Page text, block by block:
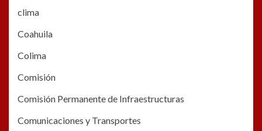
clima
Coahuila
Colima
Comisión
Comisión Permanente de Infraestructuras
Comunicaciones y Transportes